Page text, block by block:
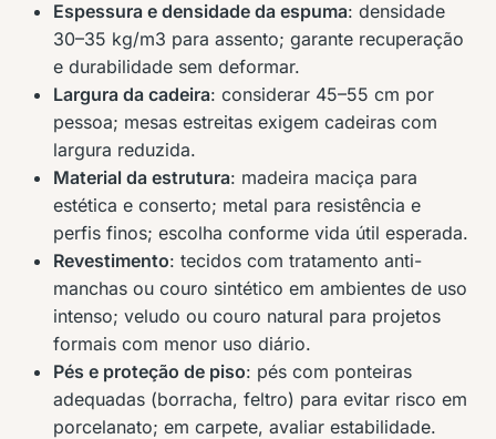
Espessura e densidade da espuma: densidade
30–35 kg/m3 para assento; garante recuperação
e durabilidade sem deformar.
Largura da cadeira: considerar 45–55 cm por
pessoa; mesas estreitas exigem cadeiras com
largura reduzida.
Material da estrutura: madeira maciça para
estética e conserto; metal para resistência e
perfis finos; escolha conforme vida útil esperada.
Revestimento: tecidos com tratamento anti-
manchas ou couro sintético em ambientes de uso
intenso; veludo ou couro natural para projetos
formais com menor uso diário.
Pés e proteção de piso: pés com ponteiras
adequadas (borracha, feltro) para evitar risco em
porcelanato; em carpete, avaliar estabilidade.